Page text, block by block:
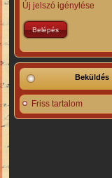
Új jelszó igénylése
Beküldés
Friss tartalom